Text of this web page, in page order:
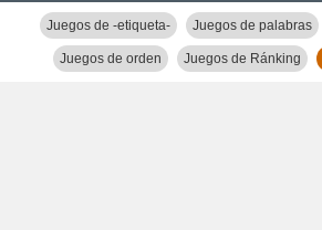
Juegos de -etiqueta- Juegos de palabras
Juegos de orden Juegos de Ránking